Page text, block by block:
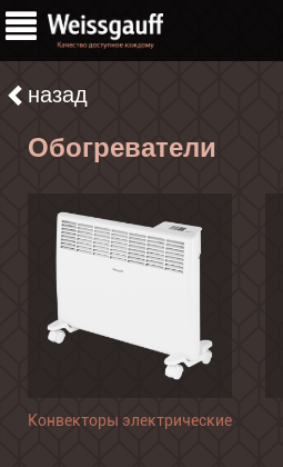
назад
Обогреватели
Конвекторы электрические